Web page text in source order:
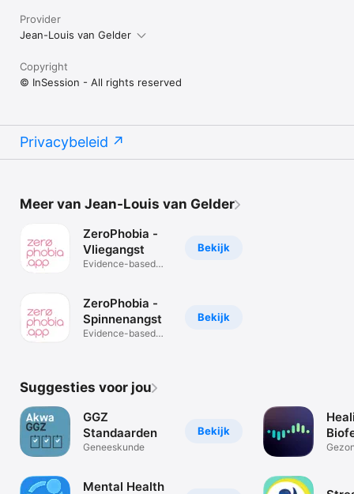
Provider
Jean-Louis van Gelder
Copyright
© InSession - All rights reserved
Privacybeleid
Meer van Jean-Louis van Gelder
Bekijk
ZeroPhobia -
Vliegangst
Evidence-based
Bekijk
ZeroPhobia -
Spinnenangst
Evidence-based
Suggesties voor jou
Bekijk
GGZ
Standaarden
Geneeskunde
Mental Health